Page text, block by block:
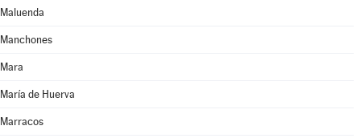
Maluenda
Manchones
Mara
María de Huerva
Marracos